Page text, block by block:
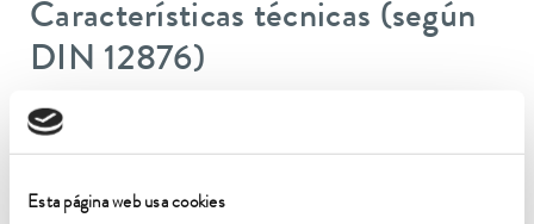
Esta página web usa cookies
Características técnicas (según
DIN 12876)
Rango de temperatura de trabajo
Rango de temperatura de funcionamiento